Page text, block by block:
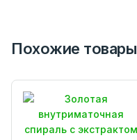
Похожие товары